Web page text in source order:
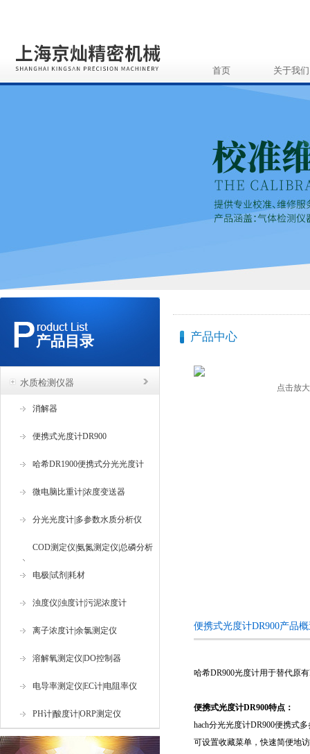
首页 关于我们
产品目录
水质检测仪器
消解器
便携式光度计DR900
哈希DR1900便携式分光光度计
微电脑比重计|浓度变送器
分光光度计|多参数水质分析仪
COD测定仪|氨氮测定仪|总磷分析
仪
电极|试剂|耗材
浊度仪|浊度计|污泥浓度计
离子浓度计|余氯测定仪
溶解氧测定仪|DO控制器
电导率测定仪|EC计|电阻率仪
PH计|酸度计|ORP测定仪
产品中心
点击放大
便携式光度计DR900产品
哈希DR900光度计用于替代原
便携式光度计DR900特点：
hach分光光度计DR900便携式多
可设置收藏菜单，快速简便地